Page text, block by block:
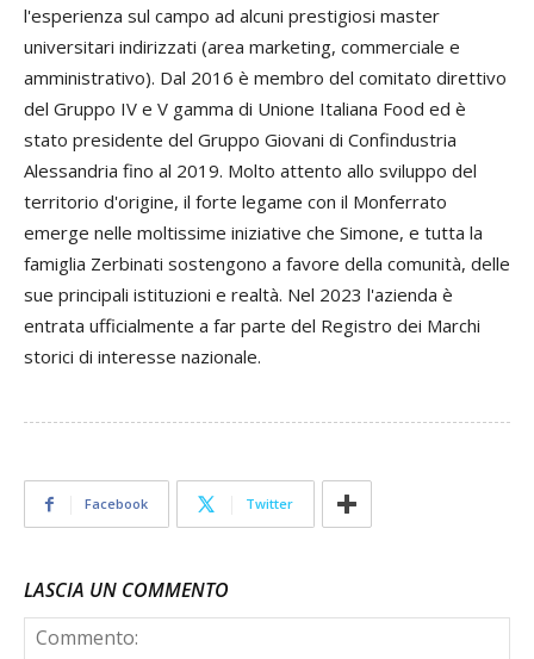
l'esperienza sul campo ad alcuni prestigiosi master
universitari indirizzati (area marketing, commerciale e
amministrativo). Dal 2016 è membro del comitato direttivo
del Gruppo IV e V gamma di Unione Italiana Food ed è
stato presidente del Gruppo Giovani di Confindustria
Alessandria fino al 2019. Molto attento allo sviluppo del
territorio d'origine, il forte legame con il Monferrato
emerge nelle moltissime iniziative che Simone, e tutta la
famiglia Zerbinati sostengono a favore della comunità, delle
sue principali istituzioni e realtà. Nel 2023 l'azienda è
entrata ufficialmente a far parte del Registro dei Marchi
storici di interesse nazionale.
Facebook Twitter
LASCIA UN COMMENTO